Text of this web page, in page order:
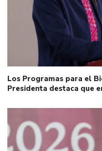
Los Programas para el
Presidenta destaca que